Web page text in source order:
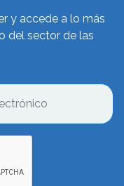
y accede a lo más
del sector de las